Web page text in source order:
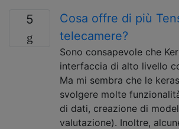
5
Cosa offre di più
telecamere?
Sono consapevole che
interfaccia di alto livello
Ma mi sembra che le
svolgere molte
di dati, creazione di
valutazione). Inoltre,